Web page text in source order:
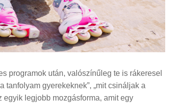
programok után, valószínűleg te is rákeresel
tanfolyam gyerekeknek”, „mit csináljak a
egyik legjobb mozgásforma, amit egy